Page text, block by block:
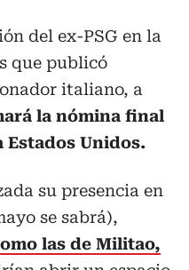
del ex-PSG en la
que publicó
italiano, a
la nómina final
Estados Unidos.
su presencia en
se sabrá),
las de Militao,